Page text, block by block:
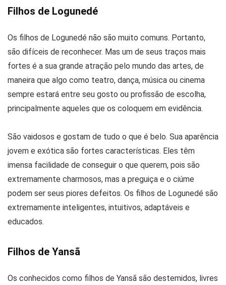
Filhos de Logunedé
Os filhos de Logunedé não são muito comuns. Portanto,
são difíceis de reconhecer. Mas um de seus traços mais
fortes é a sua grande atração pelo mundo das artes, de
maneira que algo como teatro, dança, música ou cinema
sempre estará entre seu gosto ou profissão de escolha,
principalmente aqueles que os coloquem em evidência.
São vaidosos e gostam de tudo o que é belo. Sua aparência
jovem e exótica são fortes características. Eles têm
imensa facilidade de conseguir o que querem, pois são
extremamente charmosos, mas a preguiça e o ciúme
podem ser seus piores defeitos. Os filhos de Logunedé são
extremamente inteligentes, intuitivos, adaptáveis e
educados.
Filhos de Yansã
Os conhecidos como filhos de Yansã são destemidos, livres